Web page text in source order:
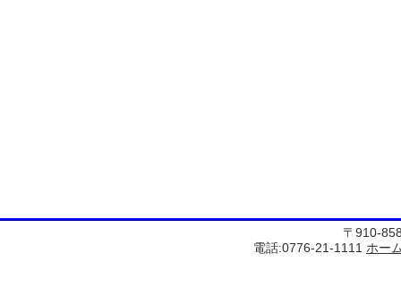
〒910-
電話:0776-21-1111 ホー